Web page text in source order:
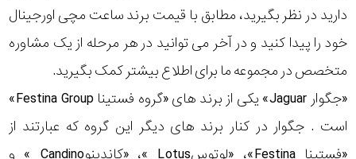
دارید در نظر بگیرید، مطابق با قیمت برند ساعت مچی اورجینال
خود را پیدا کنید و در آخر می توانید در هر مرحله از یک مشاوره
متخصص در مجموعه ما برای اطلاع بیشتر کمک بگیرید.
«جگوار Jaguar» یکی از برند های «گروه فستینا Festina Group»
است . جگوار در کنار برند های دیگر این گروه که عبارتند از
«فستینا Festina»، «لوتوسLotus »، «کاندینوCandino » و
نمایش
طرح
بند
طرح
صفحه